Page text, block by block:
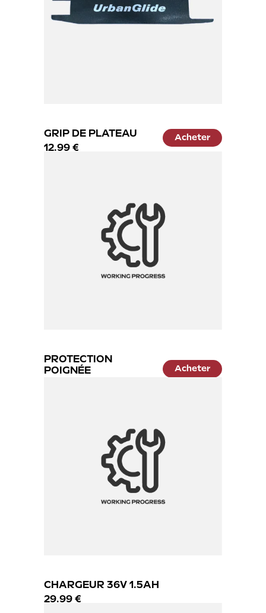
GRIP DE PLATEAU
12.99 €
Acheter
PROTECTION
POIGNÉE
Acheter
CHARGEUR 36V 1.5AH
29.99 €